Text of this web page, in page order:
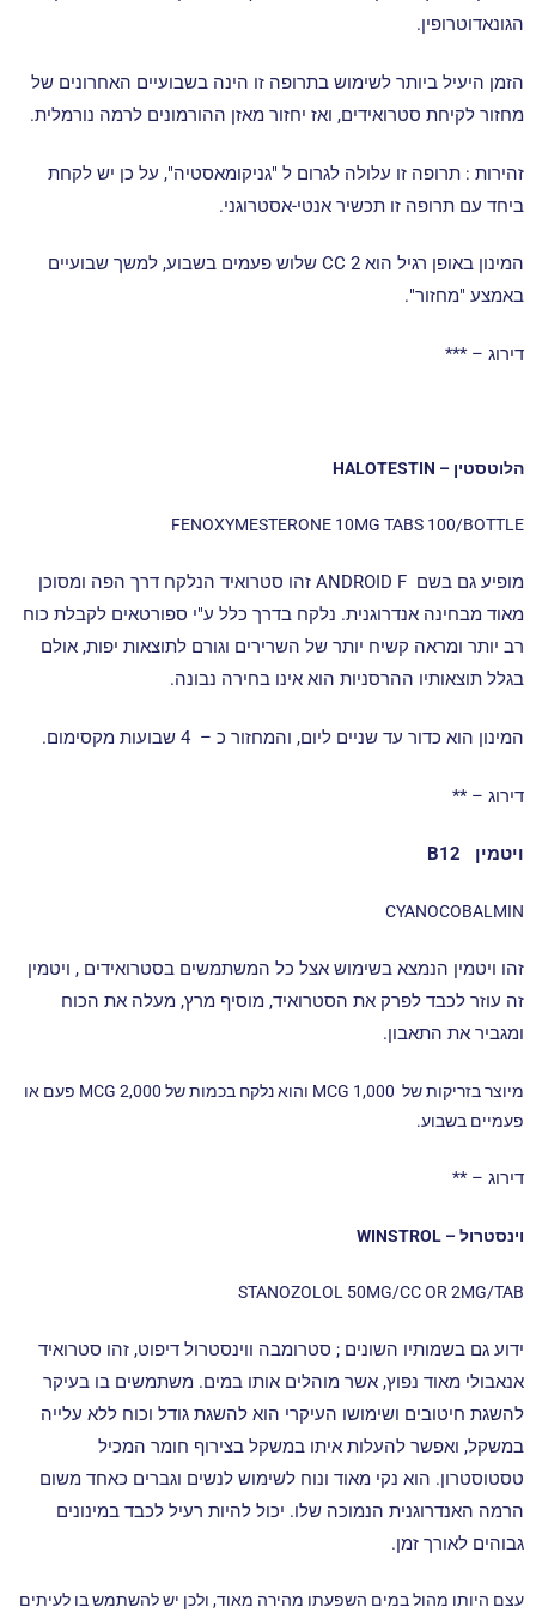
הגונאדוטרופין.
הזמן היעיל ביותר לשימוש בתרופה זו הינה בשבועיים האחרונים של
מחזור לקיחת סטרואידים, ואז יחזור מאזן ההורמונים לרמה נורמלית.
זהירות : תרופה זו עלולה לגרום ל "גניקומאסטיה", על כן יש לקחת
ביחד עם תרופה זו תכשיר אנטי-אסטרוגני.
המינון באופן רגיל הוא CC 2 שלוש פעמים בשבוע, למשך שבועיים
באמצע "מחזור".
דירוג – ***
הלוטסטין – HALOTESTIN
FENOXYMESTERONE 10MG TABS 100/BOTTLE
מופיע גם בשם ANDROID F זהו סטרואיד הנלקח דרך הפה ומסוכן
מאוד מבחינה אנדרוגנית. נלקח בדרך כלל ע"י ספורטאים לקבלת כוח
רב יותר ומראה קשיח יותר של השרירים וגורם לתוצאות יפות, אולם
בגלל תוצאותיו ההרסניות הוא אינו בחירה נבונה.
המינון הוא כדור עד שניים ליום, והמחזור כ – 4 שבועות מקסימום.
דירוג – **
ויטמין B12
CYANOCOBALMIN
זהו ויטמין הנמצא בשימוש אצל כל המשתמשים בסטרואידים , ויטמין
זה עוזר לכבד לפרק את הסטרואיד, מוסיף מרץ, מעלה את הכוח
ומגביר את התאבון.
מיוצר בזריקות של MCG 1,000 והוא נלקח בכמות של MCG 2,000 פעם או
פעמיים בשבוע.
דירוג – **
וינסטרול – WINSTROL
STANOZOLOL 50MG/CC OR 2MG/TAB
ידוע גם בשמותיו השונים ; סטרומבה ווינסטרול דיפוט, זהו סטרואיד
אנאבולי מאוד נפוץ, אשר מוהלים אותו במים. משתמשים בו בעיקר
להשגת חיטובים ושימושו העיקרי הוא להשגת גודל וכוח ללא עלייה
במשקל, ואפשר להעלות איתו במשקל בצירוף חומר המכיל
טסטוסטרון. הוא נקי מאוד ונוח לשימוש לנשים וגברים כאחד משום
הרמה האנדרוגנית הנמוכה שלו. יכול להיות רעיל לכבד במינונים
גבוהים לאורך זמן.
עצם היותו מהול במים השפעתו מהירה מאוד, ולכן יש להשתמש בו לעיתים